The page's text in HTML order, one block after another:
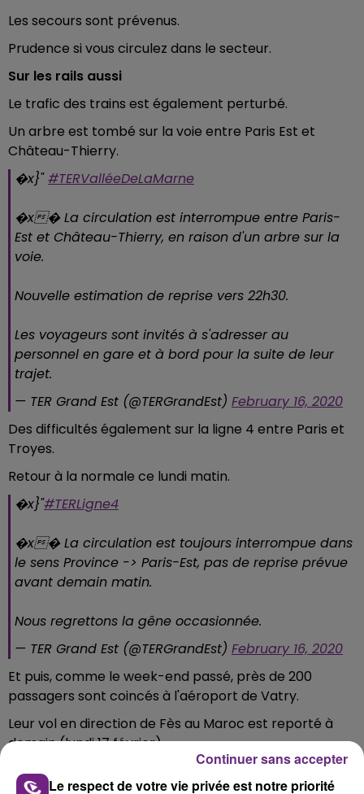
Les secours sont prévenus.
Prudence si vous circulez dans le secteur.
Sur les rails aussi
Le trafic des trains est également perturbé.
Un arbre est tombé sur la voie entre Paris Est et
Château-Thierry.
�x}"️#TERValléeDeLaMarne
�x� La circulation est interrompue entre Paris-
Est et Château-Thierry, en raison d'un arbre sur la
voie.
Nouvelle estimation de reprise vers 22h30.
Les voyageurs sont invités à s'adresser au
personnel en gare et à bord pour la suite de leur
trajet.
— TER Grand Est (@TERGrandEst) February 16, 2020
Des difficultés également sur la ligne 4 entre Paris et
Troyes.
Retour à la normale ce lundi matin.
�x}"️#TERLigne4
�x� La circulation est toujours interrompue dans
le sens Province -> Paris-Est, pas de reprise prévue
avant demain matin.
Nous regrettons la gêne occasionnée.
— TER Grand Est (@TERGrandEst) February 16, 2020
Et puis, comme le week-end passé, près de 200
passagers sont coincés à l'aéroport de Vatry.
Leur vol en direction de Fès au Maroc est reporté à
demain (lundi 17 février).
Le respect de votre vie privée est notre priorité
Continuer sans accepter